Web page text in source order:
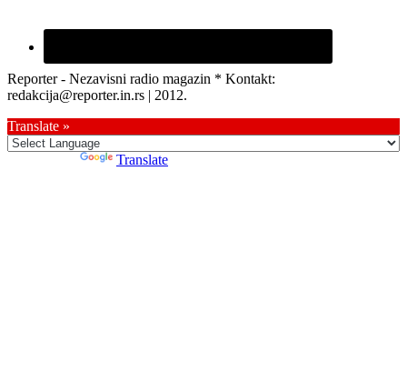
Reporter - Nezavisni radio magazin * Kontakt:
redakcija@reporter.in.rs | 2012.
Translate »
Translate